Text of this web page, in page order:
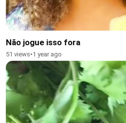
Não jogue isso fora
51 views•1 year ago